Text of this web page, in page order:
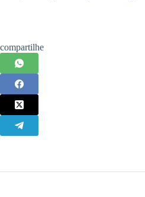
compartilhe